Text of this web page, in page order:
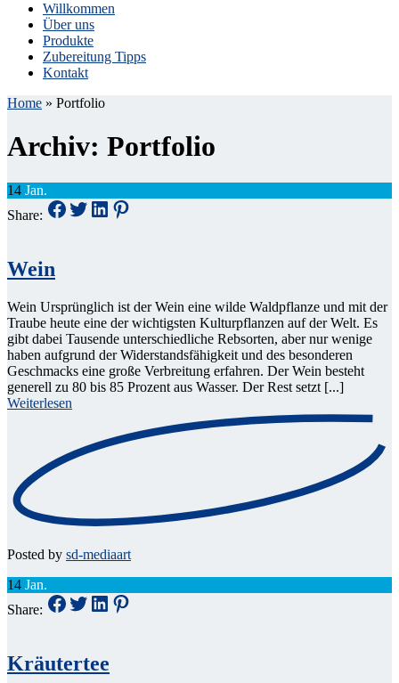
Willkommen
Über uns
Produkte
Zubereitung Tipps
Kontakt
Home » Portfolio
Archiv: Portfolio
14 Jan.
Share:
Wein
Wein Ursprünglich ist der Wein eine wilde Waldpflanze und mit der
Traube heute eine der wichtigsten Kulturpflanzen auf der Welt. Es
gibt dabei Tausende unterschiedliche Rebsorten, aber nur wenige
haben aufgrund der Widerstandsfähigkeit und des besonderen
Geschmacks eine große Verbreitung erfahren. Der Wein besteht
generell zu 80 bis 85 Prozent aus Wasser. Der Rest setzt [...]
Weiterlesen
Posted by sd-mediaart
14 Jan.
Share:
Kräutertee